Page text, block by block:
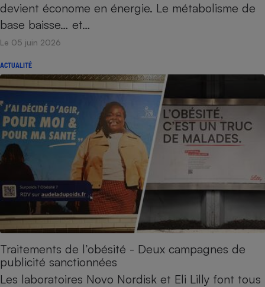
devient économe en énergie. Le métabolisme de
base baisse… et…
Le 05 juin 2026
ACTUALITÉ
Traitements de l’obésité - Deux campagnes de
publicité sanctionnées
Les laboratoires Novo Nordisk et Eli Lilly font tous